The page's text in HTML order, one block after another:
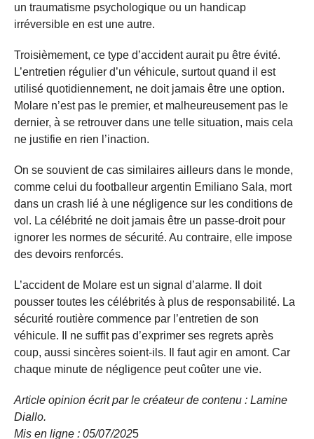
un traumatisme psychologique ou un handicap
irréversible en est une autre.
Troisièmement, ce type d’accident aurait pu être évité.
L’entretien régulier d’un véhicule, surtout quand il est
utilisé quotidiennement, ne doit jamais être une option.
Molare n’est pas le premier, et malheureusement pas le
dernier, à se retrouver dans une telle situation, mais cela
ne justifie en rien l’inaction.
On se souvient de cas similaires ailleurs dans le monde,
comme celui du footballeur argentin Emiliano Sala, mort
dans un crash lié à une négligence sur les conditions de
vol. La célébrité ne doit jamais être un passe-droit pour
ignorer les normes de sécurité. Au contraire, elle impose
des devoirs renforcés.
L’accident de Molare est un signal d’alarme. Il doit
pousser toutes les célébrités à plus de responsabilité. La
sécurité routière commence par l’entretien de son
véhicule. Il ne suffit pas d’exprimer ses regrets après
coup, aussi sincères soient-ils. Il faut agir en amont. Car
chaque minute de négligence peut coûter une vie.
Article opinion écrit par le créateur de contenu : Lamine
Diallo.
Mis en ligne : 05/07/2025